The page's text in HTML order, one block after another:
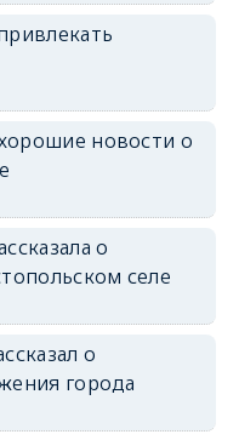
новости о
о
селе
о
города